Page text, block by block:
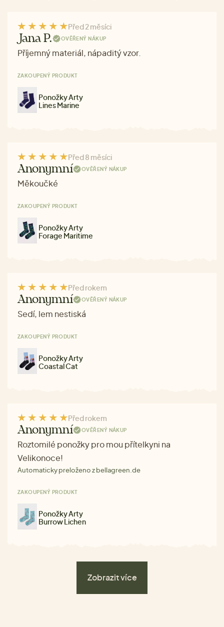
Před 2 měsíci
Jana P. OVĚŘENÝ NÁKUP
Příjemný materiál, nápaditý vzor.
ZAKOUPENÝ PRODUKT
Ponožky Arty
Lines Marine
Před 8 měsíci
Anonymní OVĚŘENÝ NÁKUP
Měkoučké
ZAKOUPENÝ PRODUKT
Ponožky Arty
Forage Maritime
Před rokem
Anonymní OVĚŘENÝ NÁKUP
Sedí, lem nestiská
ZAKOUPENÝ PRODUKT
Ponožky Arty
Coastal Cat
Před rokem
Anonymní OVĚŘENÝ NÁKUP
Roztomilé ponožky pro mou přítelkyni na
Velikonoce!
Automaticky preloženo z bellagreen.de
ZAKOUPENÝ PRODUKT
Ponožky Arty
Burrow Lichen
Zobrazit více